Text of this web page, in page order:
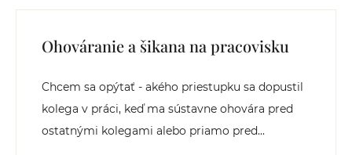
Ohováranie a šikana na pracovisku
Chcem sa opýtať - akého priestupku sa dopustil
kolega v práci, keď ma sústavne ohovára pred
ostatnými kolegami alebo priamo pred...